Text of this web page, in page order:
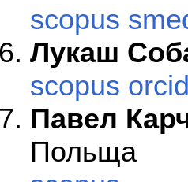
scopus
Лукаш
scopus
Павел
Польща